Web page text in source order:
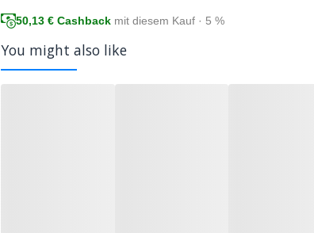
50,13 € Cashback mit diesem Kauf · 5 %
You might also like